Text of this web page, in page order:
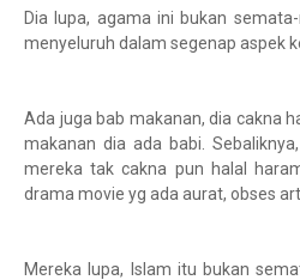
Dia lupa, agama ini bukan
menyeluruh dalam segenap aspek
Ada juga bab makanan, dia cakna
makanan dia ada babi.
mereka tak cakna pun halal
drama movie yg ada aurat, obses
Mereka lupa, Islam itu bukan